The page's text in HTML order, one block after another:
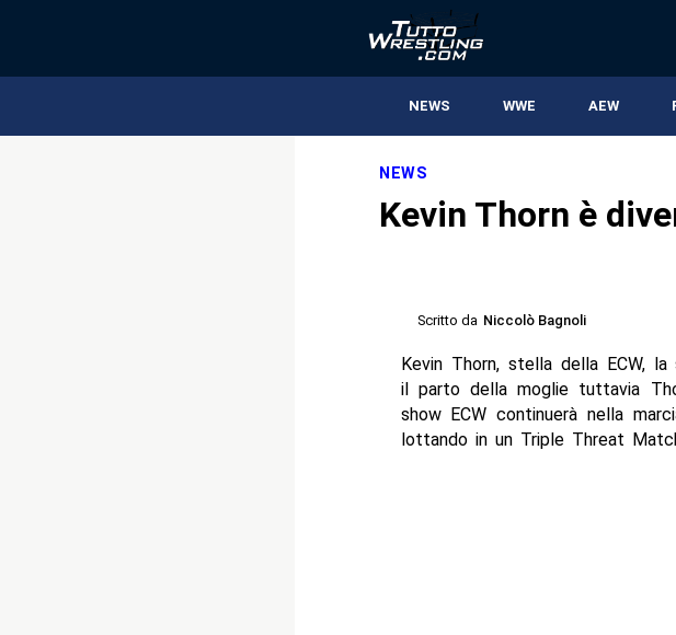
NEWS WWE AEW
NEWS
Kevin Thorn è
Scritto da Niccolò Bagnoli
Kevin Thorn, stella della ECW,
il parto della moglie tuttavia
show ECW continuerà nella
lottando in un Triple Threat